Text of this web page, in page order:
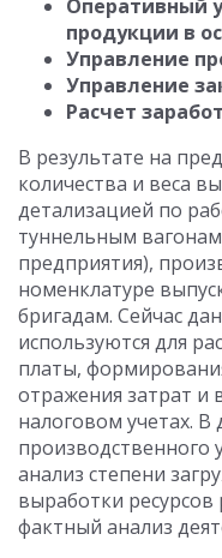
Оперативный
продукции в
Управление
Управление
Расчет
В результате на
количества и веса
детализацией по
туннельным
предприятия),
номенклатуре
бригадам. Сейчас
используются для
платы,
отражения затрат и
налоговом учетах.
производственного
анализ степени
выработки
фактный анализ